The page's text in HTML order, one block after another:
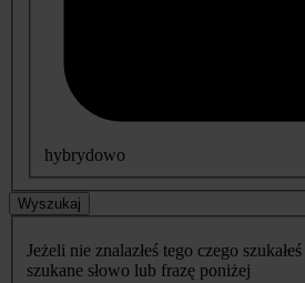
hybrydowo
Wyszukaj
Jeżeli nie znalazłeś tego czego
szukane słowo lub frazę poniżej